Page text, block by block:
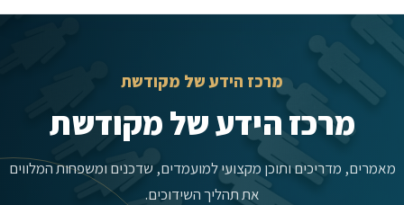
מרכז הידע של מקודשת
מרכז הידע של מקודשת
מאמרים, מדריכים ותוכן מקצועי למועמדים, שדכנים ומשפחות המלווים
את תהליך השידוכים.